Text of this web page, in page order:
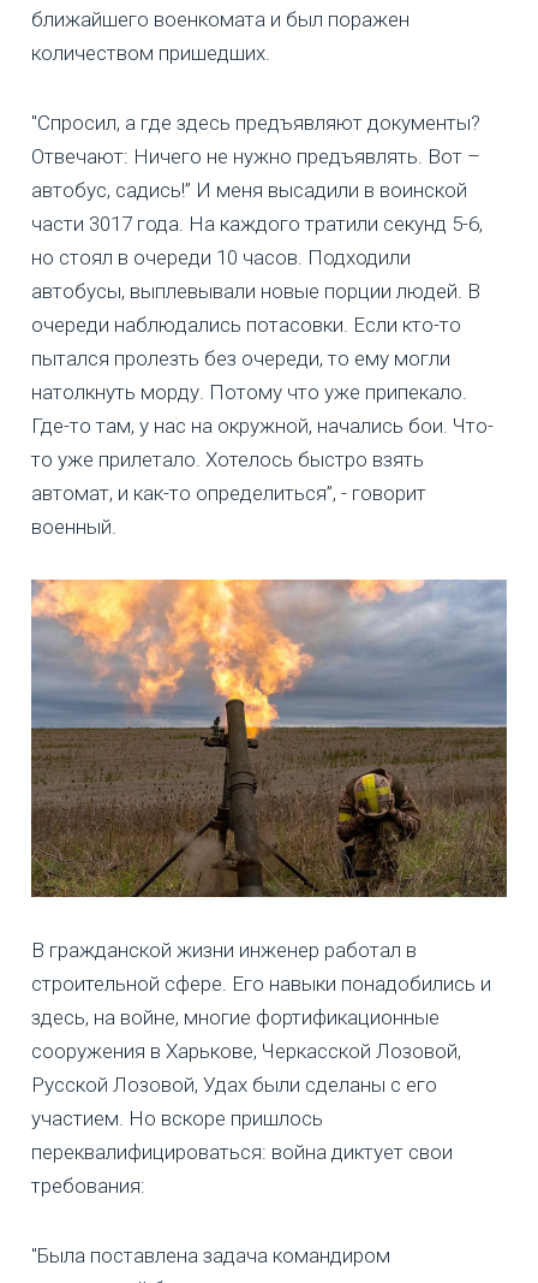
ближайшего военкомата и был поражен
количеством пришедших.
"Спросил, а где здесь предъявляют документы?
Отвечают: Ничего не нужно предъявлять. Вот –
автобус, садись!” И меня высадили в воинской
части 3017 года. На каждого тратили секунд 5-6,
но стоял в очереди 10 часов. Подходили
автобусы, выплевывали новые порции людей. В
очереди наблюдались потасовки. Если кто-то
пытался пролезть без очереди, то ему могли
натолкнуть морду. Потому что уже припекало.
Где-то там, у нас на окружной, начались бои. Что-
то уже прилетало. Хотелось быстро взять
автомат, и как-то определиться”, - говорит
военный.
В гражданской жизни инженер работал в
строительной сфере. Его навыки понадобились и
здесь, на войне, многие фортификационные
сооружения в Харькове, Черкасской Лозовой,
Русской Лозовой, Удах были сделаны с его
участием. Но вскоре пришлось
переквалифицироваться: война диктует свои
требования:
"Была поставлена задача командиром